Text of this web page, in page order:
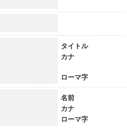
タイトル
カナ
ローマ字
名前
カナ
ローマ字